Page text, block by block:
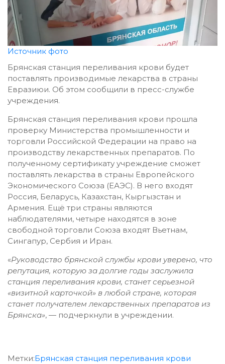
Источник фото
Брянская станция переливания крови будет
поставлять производимые лекарства в страны
Евразиюи. Об этом сообщили в пресс-службе
учреждения.
Брянская станция переливания крови прошла
проверку Министерства промышленности и
торговли Российской Федерации на право на
производству лекарственных препаратов. По
полученному сертификату учреждение сможет
поставлять лекарства в страны Европейского
Экономического Союза (ЕАЭС). В него входят
Россия, Беларусь, Казахстан, Кыргызстан и
Армения. Ещё три страны являются
наблюдателями, четыре находятся в зоне
свободной торговли Союза входят Вьетнам,
Сингапур, Сербия и Иран.
«Руководство брянской службы крови уверено, что
репутация, которую за долгие годы заслужила
станция переливания крови, станет серьезной
«визитной карточкой» в любой стране, которая
станет получателем лекарственных препаратов из
Брянска», — подчеркнули в учреждении.
Метки:Брянская станция переливания крови